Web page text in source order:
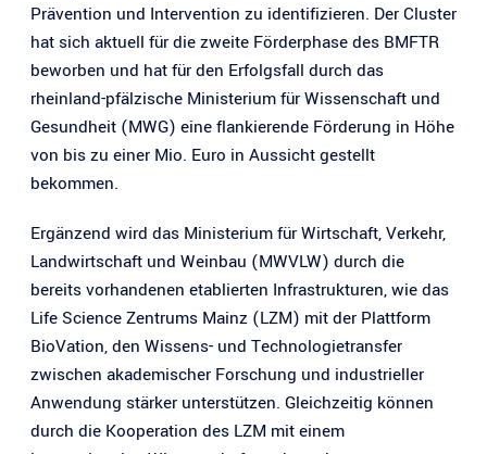
Prävention und Intervention zu identifizieren. Der Cluster
hat sich aktuell für die zweite Förderphase des BMFTR
beworben und hat für den Erfolgsfall durch das
rheinland-pfälzische Ministerium für Wissenschaft und
Gesundheit (MWG) eine flankierende Förderung in Höhe
von bis zu einer Mio. Euro in Aussicht gestellt
bekommen.
Ergänzend wird das Ministerium für Wirtschaft, Verkehr,
Landwirtschaft und Weinbau (MWVLW) durch die
bereits vorhandenen etablierten Infrastrukturen, wie das
Life Science Zentrums Mainz (LZM) mit der Plattform
BioVation, den Wissens- und Technologietransfer
zwischen akademischer Forschung und industrieller
Anwendung stärker unterstützen. Gleichzeitig können
durch die Kooperation des LZM mit einem